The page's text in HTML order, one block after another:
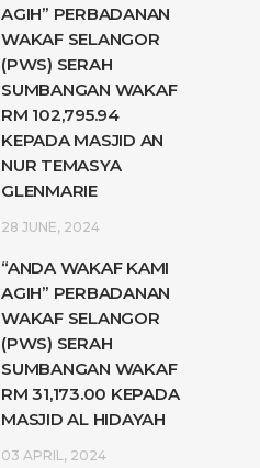
AGIH” PERBADANAN
WAKAF SELANGOR
(PWS) SERAH
SUMBANGAN WAKAF
RM 102,795.94
KEPADA MASJID AN
NUR TEMASYA
GLENMARIE
28 JUNE, 2024
“ANDA WAKAF KAMI
AGIH” PERBADANAN
WAKAF SELANGOR
(PWS) SERAH
SUMBANGAN WAKAF
RM 31,173.00 KEPADA
MASJID AL HIDAYAH
03 APRIL, 2024